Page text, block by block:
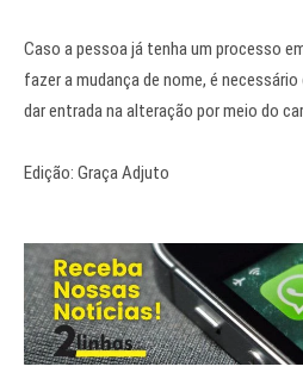
Caso a pessoa já tenha um processo
fazer a mudança de nome, é
dar entrada na alteração por meio do
Edição: Graça Adjuto